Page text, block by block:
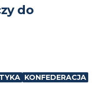
do
KONFEDERACJA